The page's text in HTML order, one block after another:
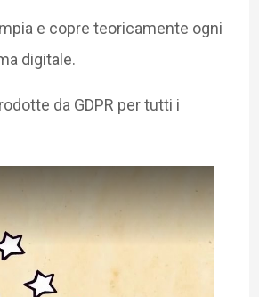
e copre teoricamente ogni
digitale.
da GDPR per tutti i